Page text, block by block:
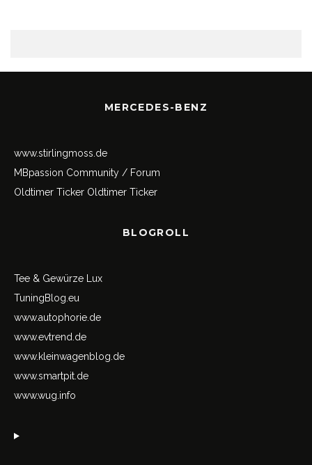
MERCEDES-BENZ
www.stirlingmoss.de
MBpassion Community / Forum
Oldtimer Ticker Oldtimer Ticker
BLOGROLL
Tee & Gewürze Lux
TuningBlog.eu
www.autophorie.de
www.evtrend.de
www.kleinwagenblog.de
www.smartpit.de
www.wug.info